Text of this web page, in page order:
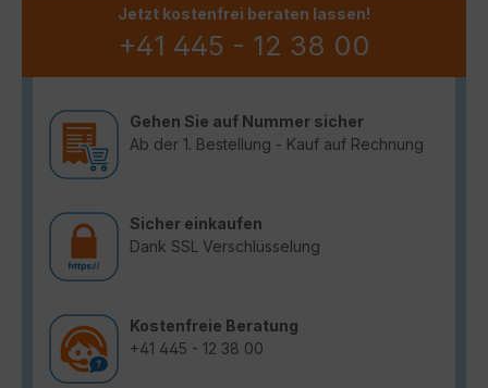
Jetzt kostenfrei beraten lassen!
+41 445 - 12 38 00
Gehen Sie auf Nummer sicher
Ab der 1. Bestellung - Kauf auf Rechnung
Sicher einkaufen
Dank SSL Verschlüsselung
Kostenfreie Beratung
+41 445 - 12 38 00